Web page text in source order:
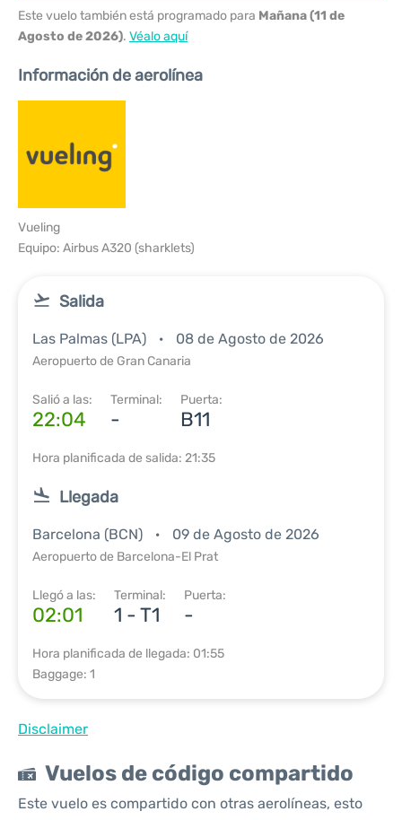
Este vuelo también está programado para Mañana (11 de
Agosto de 2026). Véalo aquí
Información de aerolínea
Vueling
Equipo: Airbus A320 (sharklets)
Salida
Las Palmas (LPA) 08 de Agosto de 2026
Aeropuerto de Gran Canaria
Salió a las:
22:04
Terminal:
-
Puerta:
B11
Hora planificada de salida: 21:35
Llegada
Barcelona (BCN) 09 de Agosto de 2026
Aeropuerto de Barcelona-El Prat
Llegó a las:
02:01
Terminal:
1 - T1
Puerta:
-
Hora planificada de llegada: 01:55
Baggage: 1
Disclaimer
Vuelos de código compartido
Este vuelo es compartido con otras aerolíneas, esto